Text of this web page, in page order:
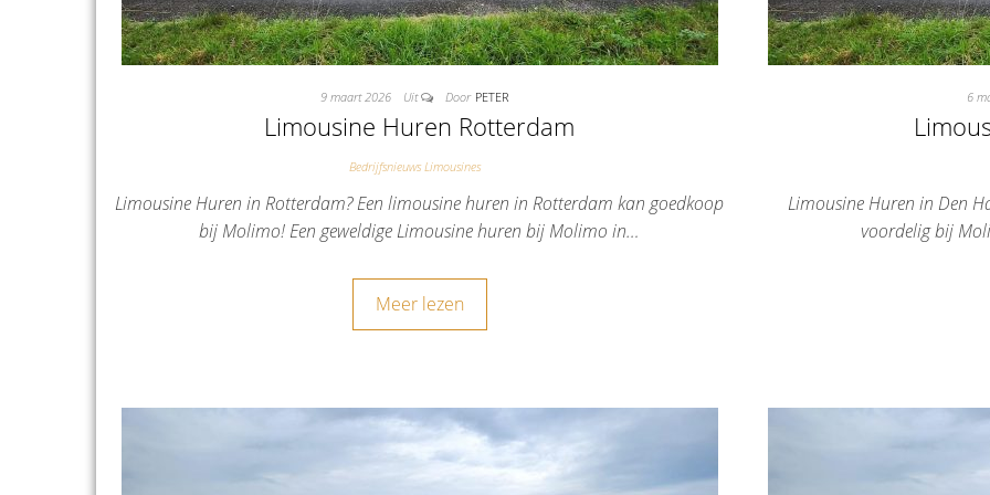
9 maart 2026 Uit Door PETER
Limousine Huren Rotterdam
Bedrijfsnieuws Limousines
Limousine Huren in Rotterdam? Een limousine huren in Rotterdam kan goedkoop
bij Molimo! Een geweldige Limousine huren bij Molimo in…
Meer lezen
6
Limousine Huren in Den
voordelig bij